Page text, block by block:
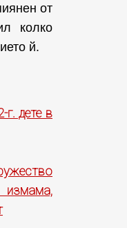
от
колко
й.
г. дете в